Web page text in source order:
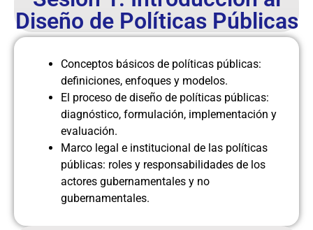
Diseño de Políticas Públicas
Conceptos básicos de políticas públicas:
definiciones, enfoques y modelos.
El proceso de diseño de políticas públicas:
diagnóstico, formulación, implementación y
evaluación.
Marco legal e institucional de las políticas
públicas: roles y responsabilidades de los
actores gubernamentales y no
gubernamentales.